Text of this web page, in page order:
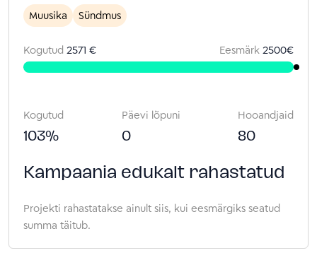
Muusika
Sündmus
Kogutud 2571 € Eesmärk 2500€
Kogutud
103%
Päevi lõpuni
0
Hooandjaid
80
Kampaania edukalt rahastatud
Projekti rahastatakse ainult siis, kui eesmärgiks seatud
summa täitub.